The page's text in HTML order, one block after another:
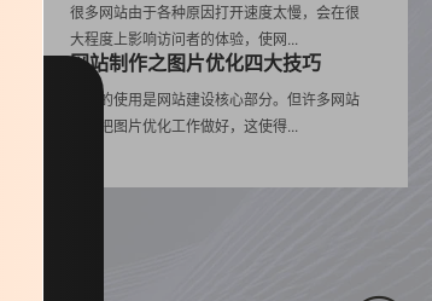
很多网站由于各种原因打开速度太慢，会在很
大程度上影响访问者的体验，使网...
网站制作之图片优化四大技巧
图片的使用是网站建设核心部分。但许多网站
并没把图片优化工作做好，这使得...